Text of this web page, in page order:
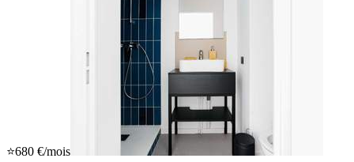
⭐680 €/mois